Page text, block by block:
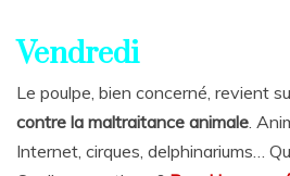
Vendredi
Le poulpe, bien concerné, revient
contre la maltraitance animale .
Internet, cirques, delphinariums…